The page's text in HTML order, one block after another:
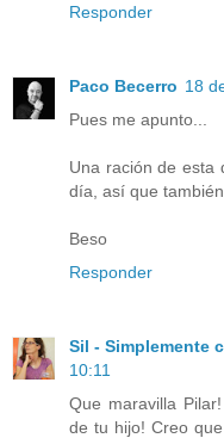
Responder
Paco Becerro 18
Pues me apunto...
Una ración de esta
día, así que
Beso
Responder
Sil - Simplemente
10:11
Que maravilla
de tu hijo! Creo